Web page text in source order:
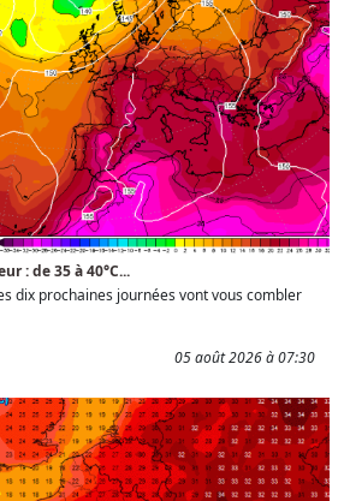
: de 35 à 40°C...
dix prochaines journées vont vous combler
05 août 2026 à 07:30